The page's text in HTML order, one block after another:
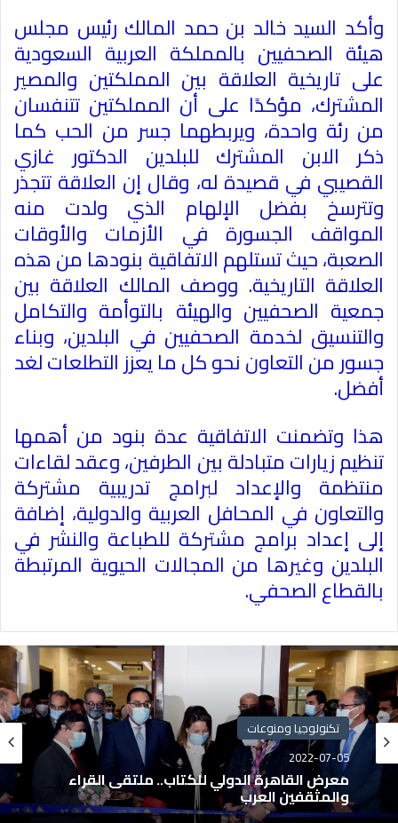
وأكد السيد خالد بن حمد المالك رئيس مجلس
هيئة الصحفيين بالمملكة العربية السعودية
على تاريخية العلاقة بين المملكتين والمصير
المشترك، مؤكدًا على أن المملكتين تتنفسان
من رئة واحدة، ويربطهما جسر من الحب كما
ذكر الابن المشترك للبلدين الدكتور غازي
القصيبي في قصيدة له، وقال إن العلاقة تتجذر
وتترسخ بفضل الإلهام الذي ولدت منه
المواقف الجسورة في الأزمات والأوقات
الصعبة، حيث تستلهم الاتفاقية بنودها من هذه
العلاقة التاريخية. ووصف المالك العلاقة بين
جمعية الصحفيين والهيئة بالتوأمة والتكامل
والتنسيق لخدمة الصحفيين في البلدين، وبناء
جسور من التعاون نحو كل ما يعزز التطلعات لغد
أفضل.
هذا وتضمنت الاتفاقية عدة بنود من أهمها
تنظيم زيارات متبادلة بين الطرفين، وعقد لقاءات
منتظمة والإعداد لبرامج تدريبية مشتركة
والتعاون في المحافل العربية والدولية، إضافة
إلى إعداد برامج مشتركة للطباعة والنشر في
البلدين وغيرها من المجالات الحيوية المرتبطة
بالقطاع الصحفي.
تكنولوجيا ومنوعات
2022-07-05
معرض القاهرة الدولي للكتاب.. ملتقى القراء
والمثقفين العرب